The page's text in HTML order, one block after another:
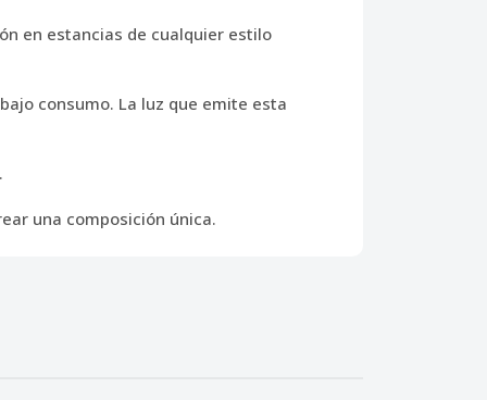
en estancias de cualquier estilo
consumo. La luz que emite esta
una composición única.